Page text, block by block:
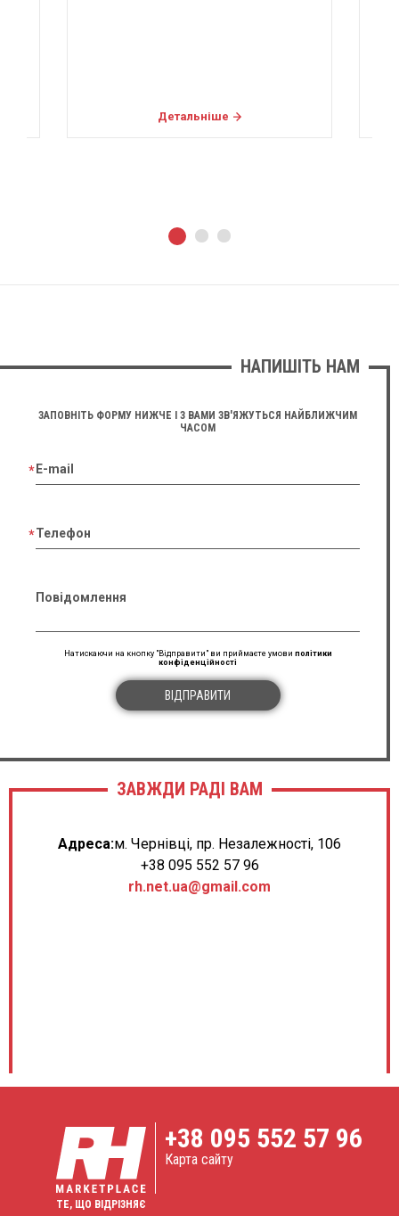
Детальніше
НАПИШІТЬ НАМ
ЗАПОВНІТЬ ФОРМУ НИЖЧЕ І З ВАМИ ЗВ'ЯЖУТЬСЯ НАЙБЛИЖЧИМ
ЧАСОМ
E-mail
Телефон
Повідомлення
Натискаючи на кнопку "Відправити" ви приймаєте умови політики
конфіденційності
ВІДПРАВИТИ
ЗАВЖДИ РАДІ ВАМ
Адреса:м. Чернівці, пр. Незалежності, 106
+38 095 552 57 96
rh.net.ua@gmail.com
ТЕ, ЩО ВІДРІЗНЯЄ
+38 095 552 57 96
Карта сайту